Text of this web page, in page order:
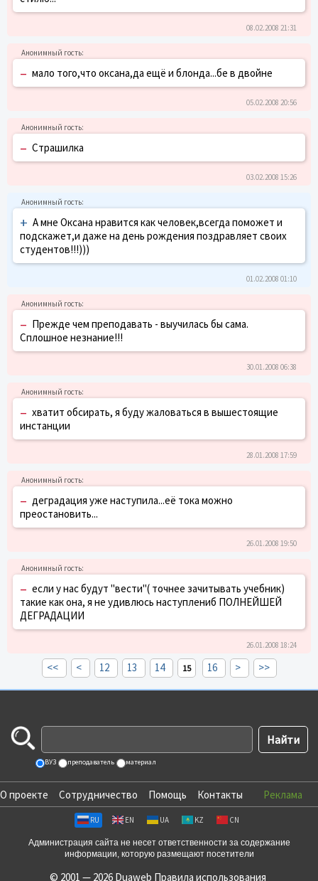
08.02.2008 21:31
– мало того,что оксана,да ещё и блонда...бе в двойне
05.02.2008 20:56
– Страшилка
03.02.2008 15:26
+ А мне Оксана нравится как человек,всегда поможет и
подскажет,и даже на день рождения поздравляет своих
студентов!!!)))
01.02.2008 01:10
– Прежде чем преподавать - выучилась бы сама.
Сплошное незнание!!!
30.01.2008 06:38
– хватит обсирать, я буду жаловаться в вышестоящие
инстанции
28.01.2008 17:59
– деградация уже наступила...её тока можно
преостановить...
26.01.2008 19:50
– если у нас будут "вести"( точнее зачитывать учебник)
такие как она, я не удивлюсь наступлениб ПОЛНЕЙШЕЙ
ДЕГРАДАЦИИ
26.01.2008 18:24
<< < 12 13 14 15 16 > >>
ВУЗ преподаватель материал
О проекте Сотрудничество Помощь Контакты Реклама
RU EN UA KZ CN
Администрация сайта не несет ответственности за содержание
информации, которую размещают посетители
© 2001 — 2026 Duaweb Правила использования